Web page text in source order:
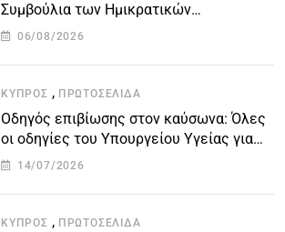
Συμβούλια των Ημικρατικών
Οργανισμών – Όλη η λίστα με τα
06/08/2026
ΚΎΠΡΟΣ , ΠΡΩΤΟΣΈΛΙΔΑ
Οδηγός επιβίωσης στον καύσωνα: Όλες
οι οδηγίες του Υπουργείου Υγείας για
τις υψηλές θερμοκρασίες
14/07/2026
ΚΎΠΡΟΣ , ΠΡΩΤΟΣΈΛΙΔΑ